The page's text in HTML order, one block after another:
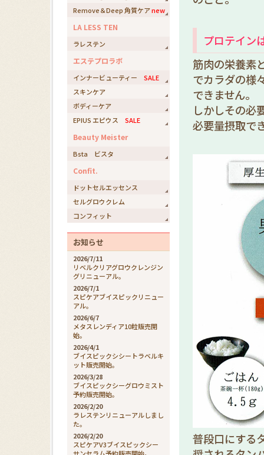
Remove＆Deep 角質ケアnew
LA LESS TEN
ラレステン
エステプロラボ
インナービューティー SALE
スキンケア
ボディーケア
EPIUS エピウス SALE
Beauty Meister
Bsta ビスタ
Confit.
ドットセルエッセンス
セルグロウクレム
コンフィット
お知らせ
2026/7/11
リベルクリアグロウクレンジン
グリニューアル。
2026/7/1
スピケアブイスピックリニュー
アル。
2026/6/7
メタスレンディア10粒販売開
始。
2026/4/1
ブイスピックシシートラベルキ
ット販売開始。
2026/3/28
ブイスピックシーグロウミスト
予約販売開始。
2026/2/20
ラレステンリニューアルしまし
た。
2026/2/20
スピケアV3ブイスピックシー
プロテイン
筋肉の栄養素
でカラダの様
できません。
しかしその必
必要量摂取で
普段口にする